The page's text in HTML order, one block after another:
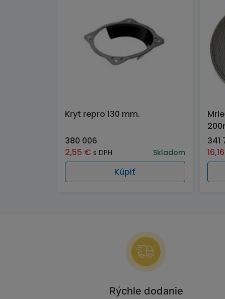
Kryt repro 130 mm.
380 006
2,55 € s DPH Skladom
Kúpiť
341
16,16
Rýchle dodanie